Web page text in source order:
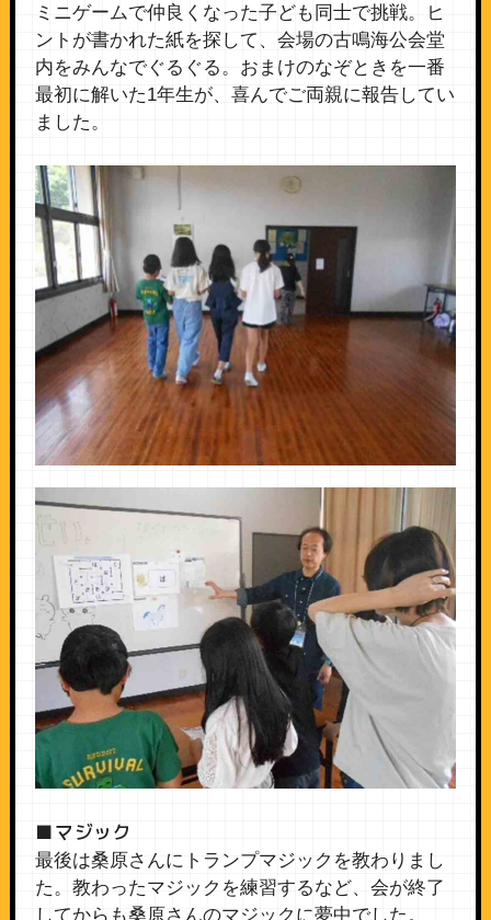
ミニゲームで仲良くなった子ども同士で挑戦。ヒ
ントが書かれた紙を探して、会場の古鳴海公会堂
内をみんなでぐるぐる。おまけのなぞときを一番
最初に解いた1年生が、喜んでご両親に報告してい
ました。
■マジック
最後は桑原さんにトランプマジックを教わりまし
た。教わったマジックを練習するなど、会が終了
してからも桑原さんのマジックに夢中でした。